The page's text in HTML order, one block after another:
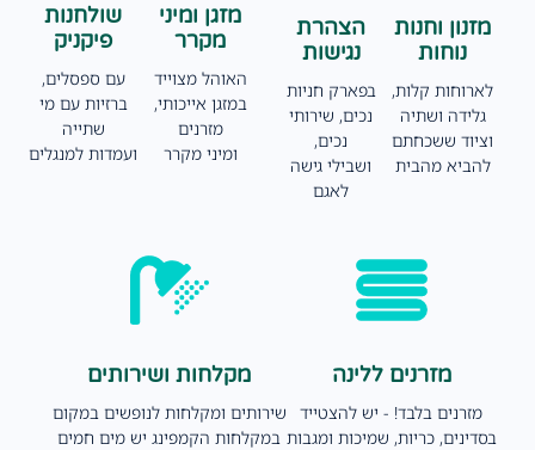
מזנון וחנות
נוחות
לארוחות קלות,
גלידה ושתיה
וציוד ששכחתם
להביא מהבית
הצהרת
נגישות
בפארק חניות
נכים, שירותי
נכים,
ושבילי גישה
לאגם
מזגן ומיני
מקרר
האוהל מצוייד
במזגן אייכותי,
מזרנים
ומיני מקרר
שולחנות
פיקניק
עם ספסלים,
ברזיות עם מי
שתייה
ועמדות למנגלים
מזרנים ללינה
מזרנים בלבד! - יש להצטייד
בסדינים, כריות, שמיכות ומגבות
מקלחות ושירותים
שירותים ומקלחות לנופשים במקום
במקלחות הקמפינג יש מים חמים